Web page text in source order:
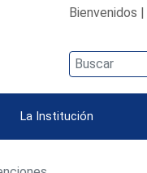
Bienvenidos |
La Institución